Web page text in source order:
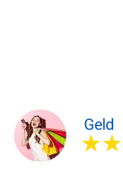
Geld
★★